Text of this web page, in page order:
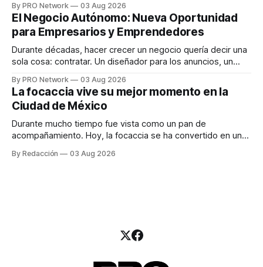
INTERIUS, el problema suele estar en otro lugar. Durante
una entrevista para el podcast SER PRO, el especialista en
marketing digital explicó que
By PRO Network 03 Aug 2026
El Negocio Autónomo: Nueva Oportunidad
para Empresarios y Emprendedores
Durante décadas, hacer crecer un negocio quería decir una
sola cosa: contratar. Un diseñador para los anuncios, un
para los textos, alguien que supiera de publicidad digital
para encontrar prospectos, un vendedor para atender
llamadas y mensajes, y —con suerte— una persona
By PRO Network 03 Aug 2026
La focaccia vive su mejor momento en la
Ciudad de México
Durante mucho tiempo fue vista como un pan de
acompañamiento. Hoy, la focaccia se ha convertido en uno
artesanal, ingredientes de calidad y experiencias que
By Redacción 03 Aug 2026